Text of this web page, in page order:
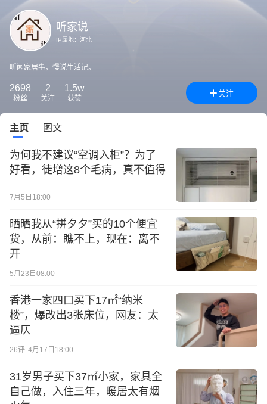
听家说
IP属地： 河北
听闻家居事，慢说生活记。
2698
粉丝
2
关注
1.5w
获赞
关注
主页 图文
为何我不建议“空调入柜”？为了
好看，徒增这8个毛病，真不值得
7月5日18:00
晒晒我从“拼夕夕”买的10个便宜
货，从前：瞧不上，现在：离不
开
5月23日08:00
香港一家四口买下17㎡“纳米
楼”，爆改出3张床位，网友：太
逼仄
26评 4月17日18:00
31岁男子买下37㎡小家，家具全
自己做，入住三年，暖居太有烟